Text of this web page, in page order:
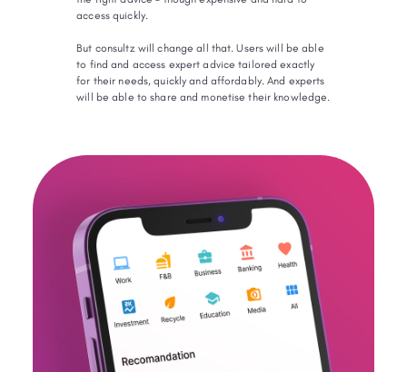
access quickly.
But consultz will change all that. Users will be able
to find and access expert advice tailored exactly
for their needs, quickly and affordably. And experts
will be able to share and monetise their knowledge.